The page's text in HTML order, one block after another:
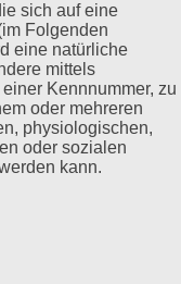
sich auf eine
Folgenden
eine natürliche
mittels
Kennnummer, zu
oder mehreren
physiologischen,
oder sozialen
kann.